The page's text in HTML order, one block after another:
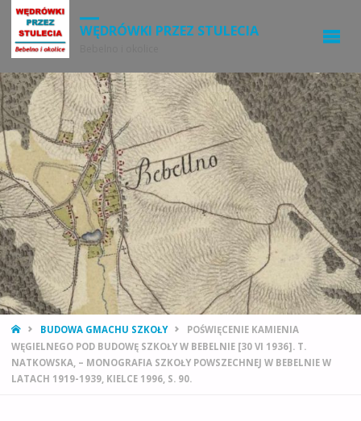
WĘDRÓWKI PRZEZ STULECIA
STRONA
GŁÓWNA
BUDOWA GMACHU SZKOŁY
POŚWIĘCENIE KAMIENIA
WĘGIELNEGO POD BUDOWĘ SZKOŁY W BEBELNIE [30 VI 1936]. T.
NATKOWSKA, – MONOGRAFIA SZKOŁY POWSZECHNEJ W BEBELNIE W
LATACH 1919-1939, KIELCE 1996, S. 90.